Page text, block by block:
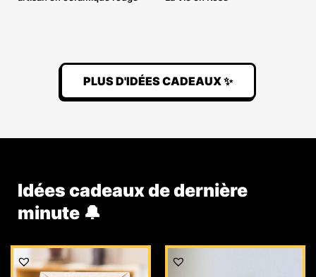
PLUS D'IDÉES CADEAUX ✨
Idées cadeaux de dernière
minute 🔔